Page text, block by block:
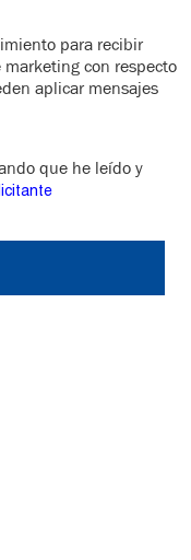
para recibir
con respecto
aplicar mensajes
que he leído y